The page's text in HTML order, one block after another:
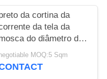
da cortina da
da tela da
do diâmetro de
fio de 1.6mm/cor verde
MOQ:5 Sqm